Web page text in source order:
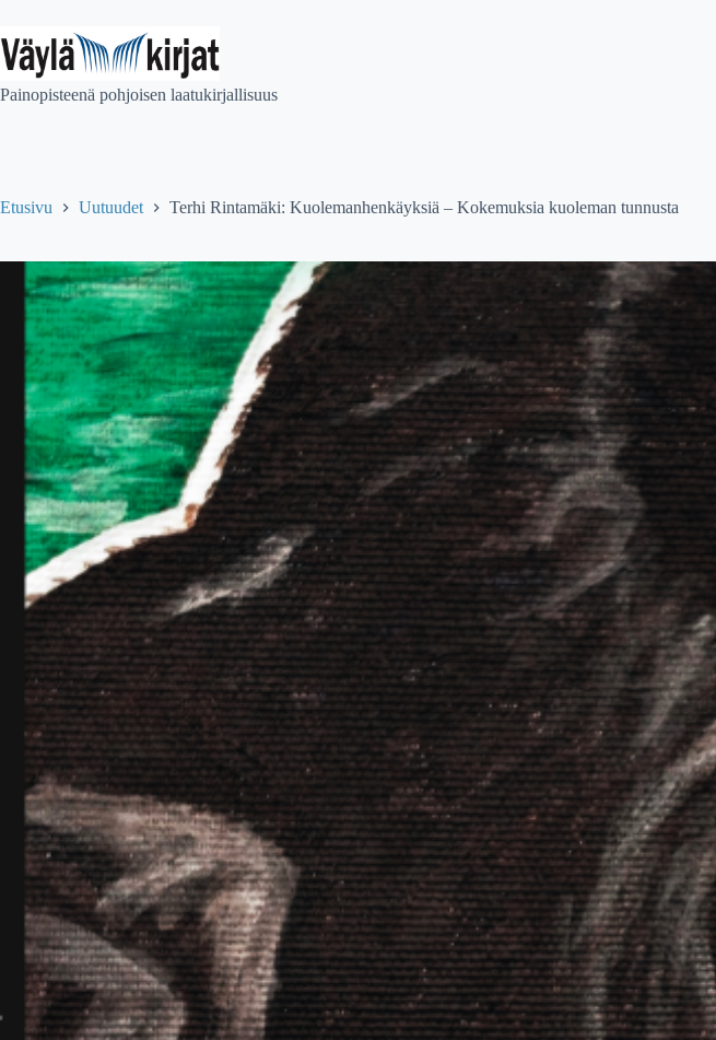
content
Painopisteenä pohjoisen laatukirjallisuus
Etusivu Uutuudet Terhi Rintamäki: Kuolemanhenkäyksiä – Kokemuksia kuoleman tunnusta